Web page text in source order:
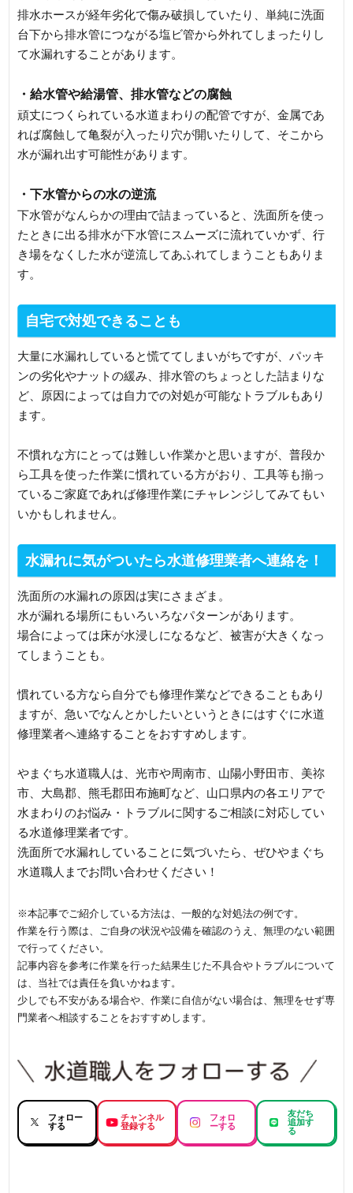
排水ホースが経年劣化で傷み破損していたり、単純に洗面
台下から排水管につながる塩ビ管から外れてしまったりし
て水漏れすることがあります。
・給水管や給湯管、排水管などの腐蝕
頑丈につくられている水道まわりの配管ですが、金属であ
れば腐蝕して亀裂が入ったり穴が開いたりして、そこから
水が漏れ出す可能性があります。
・下水管からの水の逆流
下水管がなんらかの理由で詰まっていると、洗面所を使っ
たときに出る排水が下水管にスムーズに流れていかず、行
き場をなくした水が逆流してあふれてしまうこともありま
す。
自宅で対処できることも
大量に水漏れしていると慌ててしまいがちですが、パッキ
ンの劣化やナットの緩み、排水管のちょっとした詰まりな
ど、原因によっては自力での対処が可能なトラブルもあり
ます。
不慣れな方にとっては難しい作業かと思いますが、普段か
ら工具を使った作業に慣れている方がおり、工具等も揃っ
ているご家庭であれば修理作業にチャレンジしてみてもい
いかもしれません。
水漏れに気がついたら水道修理業者へ連絡を！
洗面所の水漏れの原因は実にさまざま。
水が漏れる場所にもいろいろなパターンがあります。
場合によっては床が水浸しになるなど、被害が大きくなっ
てしまうことも。
慣れている方なら自分でも修理作業などできることもあり
ますが、急いでなんとかしたいというときにはすぐに水道
修理業者へ連絡することをおすすめします。
やまぐち水道職人は、光市や周南市、山陽小野田市、美祢
市、大島郡、熊毛郡田布施町など、山口県内の各エリアで
水まわりのお悩み・トラブルに関するご相談に対応してい
る水道修理業者です。
洗面所で水漏れしていることに気づいたら、ぜひやまぐち
水道職人までお問い合わせください！
※本記事でご紹介している方法は、一般的な対処法の例です。
作業を行う際は、ご自身の状況や設備を確認のうえ、無理のない範囲
で行ってください。
記事内容を参考に作業を行った結果生じた不具合やトラブルについて
は、当社では責任を負いかねます。
少しでも不安がある場合や、作業に自信がない場合は、無理をせず専
門業者へ相談することをおすすめします。
フォロー
する
チャンネル
登録する
フォロ
ーする
友だち
追加す
る